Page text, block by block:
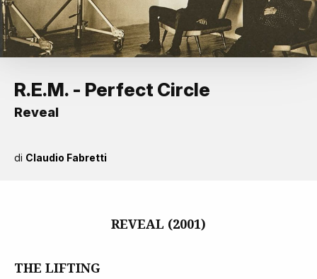
R.E.M. - Perfect Circle
Reveal
di Claudio Fabretti
REVEAL (2001)
THE LIFTING